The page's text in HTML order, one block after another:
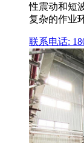
性震动和短
复杂的作业
联系电话: